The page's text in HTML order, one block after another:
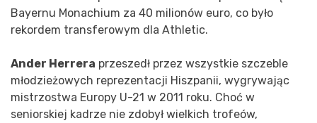
Bayernu Monachium za 40 milionów euro, co było
rekordem transferowym dla Athletic.
Ander Herrera przeszedł przez wszystkie szczeble
młodzieżowych reprezentacji Hiszpanii, wygrywając
mistrzostwa Europy U-21 w 2011 roku. Choć w
seniorskiej kadrze nie zdobył wielkich trofeów,